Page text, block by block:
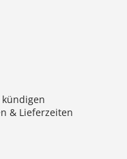
€
& Lieferzeiten